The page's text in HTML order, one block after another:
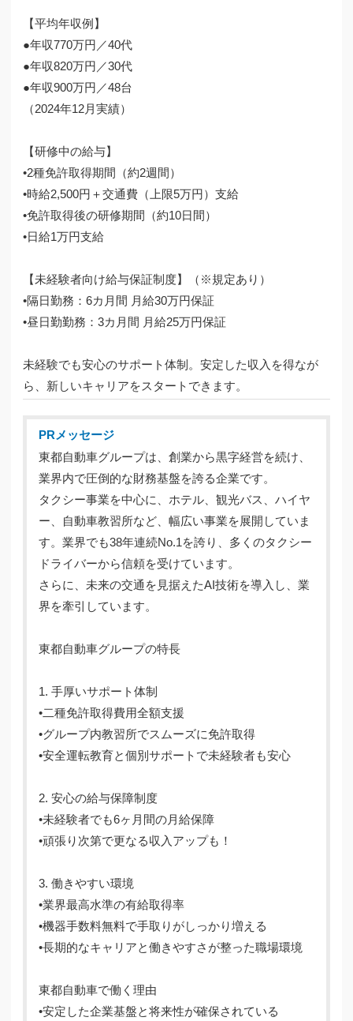
【平均年収例】
●年収770万円／40代
●年収820万円／30代
●年収900万円／48台
（2024年12月実績）
【研修中の給与】
•2種免許取得期間（約2週間）
•時給2,500円＋交通費（上限5万円）支給
•免許取得後の研修期間（約10日間）
•日給1万円支給
【未経験者向け給与保証制度】（※規定あり）
•隔日勤務：6カ月間 月給30万円保証
•昼日勤勤務：3カ月間 月給25万円保証
未経験でも安心のサポート体制。安定した収入を得なが
ら、新しいキャリアをスタートできます。
PRメッセージ
東都自動車グループは、創業から黒字経営を続け、
業界内で圧倒的な財務基盤を誇る企業です。
タクシー事業を中心に、ホテル、観光バス、ハイヤ
ー、自動車教習所など、幅広い事業を展開していま
す。業界でも38年連続No.1を誇り、多くのタクシー
ドライバーから信頼を受けています。
さらに、未来の交通を見据えたAI技術を導入し、業
界を牽引しています。
東都自動車グループの特長
1. 手厚いサポート体制
•二種免許取得費用全額支援
•グループ内教習所でスムーズに免許取得
•安全運転教育と個別サポートで未経験者も安心
2. 安心の給与保障制度
•未経験者でも6ヶ月間の月給保障
•頑張り次第で更なる収入アップも！
3. 働きやすい環境
•業界最高水準の有給取得率
•機器手数料無料で手取りがしっかり増える
•長期的なキャリアと働きやすさが整った職場環境
東都自動車で働く理由
•安定した企業基盤と将来性が確保されている